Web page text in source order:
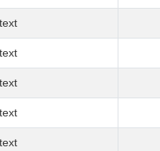
text
text
text
text
text